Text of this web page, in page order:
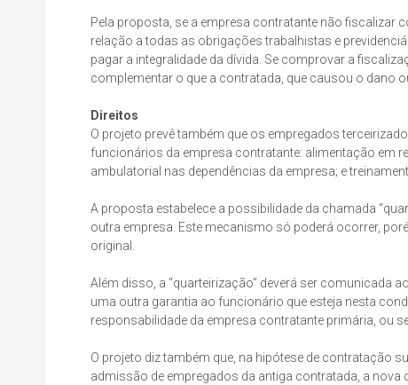
Pela proposta, se a empresa contratante não fiscalizar
relação a todas as obrigações trabalhistas e
pagar a integralidade da dívida. Se comprovar a
complementar o que a contratada, que causou o dano
Direitos
O projeto prevê também que os empregados
funcionários da empresa contratante: alimentação em
ambulatorial nas dependências da empresa; e
A proposta estabelece a possibilidade da chamada
outra empresa. Este mecanismo só poderá ocorrer,
original.
Além disso, a “quarteirização” deverá ser comunicada
uma outra garantia ao funcionário que esteja nesta
responsabilidade da empresa contratante primária, ou
O projeto diz também que, na hipótese de contratação
admissão de empregados da antiga contratada, a